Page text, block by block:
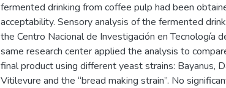
fermented drinking from coffee pulp had been
acceptability. Sensory analysis of the fermented
the Centro Nacional de Investigación en Tecnología
same research center applied the analysis to
final product using different yeast strains: Bayanus,
Vitilevure and the “bread making strain”. No